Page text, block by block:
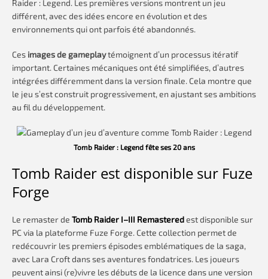
Raider : Legend. Les premières versions montrent un jeu
différent, avec des idées encore en évolution et des
environnements qui ont parfois été abandonnés.
Ces images de gameplaytémoignent d’un processus itératif
important. Certaines mécaniques ont été simplifiées, d’autres
intégrées différemment dans la version finale. Cela montre que
le jeu s’est construit progressivement, en ajustant ses ambitions
au fil du développement.
Tomb Raider : Legend fête ses 20 ans
Tomb Raider est disponible sur Fuze
Forge
Le remaster de Tomb Raider I–III Remasteredest disponible sur
PC via la plateforme Fuze Forge. Cette collection permet de
redécouvrir les premiers épisodes emblématiques de la saga,
avec Lara Croft dans ses aventures fondatrices. Les joueurs
peuvent ainsi (re)vivre les débuts de la licence dans une version